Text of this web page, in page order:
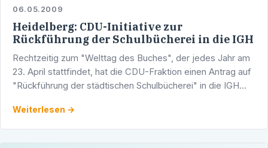
06.05.2009
Heidelberg: CDU-Initiative zur
Rückführung der Schulbücherei in die IGH
Rechtzeitig zum "Welttag des Buches", der jedes Jahr am
23. April stattfindet, hat die CDU-Fraktion einen Antrag auf
"Rückführung der städtischen Schulbücherei" in die IGH
Weiterlesen →